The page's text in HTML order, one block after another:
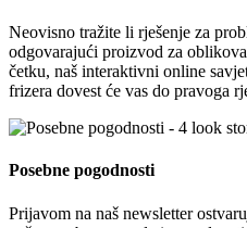
Neovisno tražite li rješenje za
odgovarajući proizvod za
četku, naš interaktivni online
frizera dovest će vas do pravoga
Posebne pogodnosti
Prijavom na naš newsletter